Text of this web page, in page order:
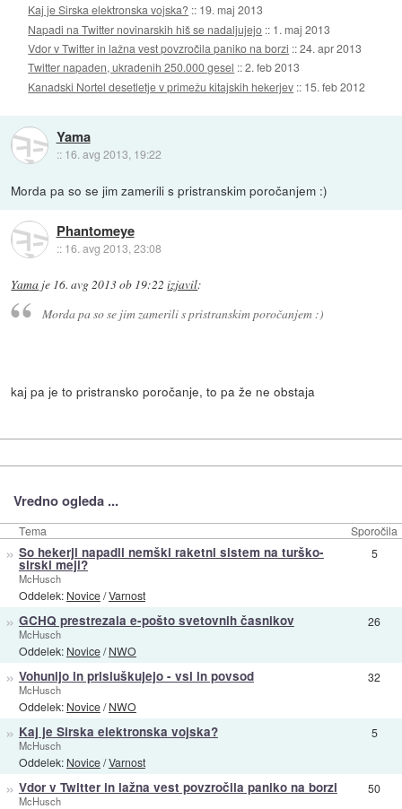
Kaj je Sirska elektronska vojska? :: 19. maj 2013
Napadi na Twitter novinarskih hiš se nadaljujejo :: 1. maj 2013
Vdor v Twitter in lažna vest povzročila paniko na borzi ::24. apr 2013
Twitter napaden, ukradenih 250.000 gesel ::2. feb 2013
Kanadski Nortel desetletje v primežu kitajskih hekerjev :: 15. feb 2012
Yama
:: 16. avg 2013, 19:22
Morda pa so se jim zamerili s pristranskim poročanjem :)
Phantomeye
:: 16. avg 2013, 23:08
Yama je 16. avg 2013 ob 19:22 izjavil:
Morda pa so se jim zamerili s pristranskim poročanjem :)
kaj pa je to pristransko poročanje, to pa že ne obstaja
Vredno ogleda ...
Tema Sporočila
» So hekerji napadli nemški raketni sistem na turško-
sirski meji?
McHusch
Oddelek: Novice/Varnost
5
» GCHQ prestrezala e-pošto svetovnih časnikov
McHusch
Oddelek: Novice/NWO
26
» Vohunijo in prisluškujejo - vsi in povsod
McHusch
Oddelek: Novice/NWO
32
» Kaj je Sirska elektronska vojska?
McHusch
Oddelek: Novice/Varnost
5
» Vdor v Twitter in lažna vest povzročila paniko na borzi
McHusch
50